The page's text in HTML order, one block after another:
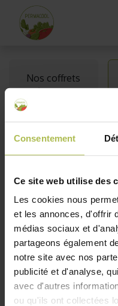
Consentement
Ce site web utilise des
Les cookies nous
et les annonces, d'offrir
médias sociaux et
partageons également
notre site avec nos
publicité et d'analyse,
avec d'autres
ou qu'ils ont collectées
Nos coffrets
Nos précédentes box
jardiniers abonné(e)s à
l'unité sans
de Kit jardinage